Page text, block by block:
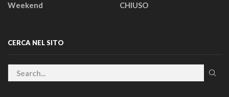
Weekend CHIUSO
CERCA NEL SITO